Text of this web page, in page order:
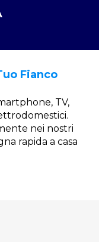
Fianco
TV,
nei nostri
rapida a casa